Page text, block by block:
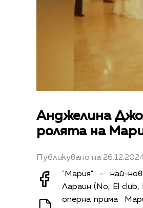
Анджелина
ролята на
Публикувано на
"Мария" - най-
Лараин (No, El
оперна прима